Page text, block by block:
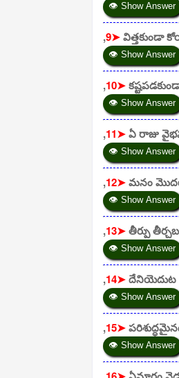
👁 Show Answer
,9➤విత్తకుండా
👁 Show Answer
,10➤
👁 Show Answer
,11➤ఏ రాజు
👁 Show Answer
,12➤మనం
👁 Show Answer
,13➤తీర్పు
👁 Show Answer
,14➤దేనియెదుట
👁 Show Answer
,15➤
👁 Show Answer